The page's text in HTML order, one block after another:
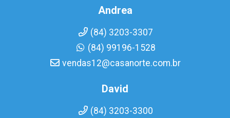
Andrea
(84) 3203-3307
(84) 99196-1528
vendas12@casanorte.com.br
David
(84) 3203-3300